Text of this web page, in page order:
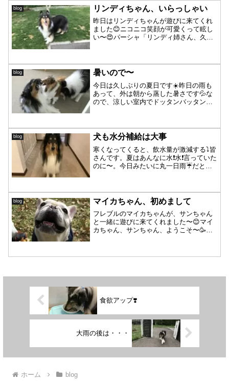
けるリクくん😊ジャックくん、ベッドか
らはみ出ていますよ〜...
blog リンディちゃん、いらっしゃい
昨日はリンディちゃんが遊びに来てくれ
ました😊ニコニコ笑顔が可愛くって眩し
い〜😍パーシャ「リンディ姉さん、久し
速、鼻ツン👃して遊ぼうの催促をするパ
ーシャ更にちょっかいを...
blog 暑いので〜
今日は久しぶりの夏日です☀️昨日の雨も
あって、外は朝から蒸した暑さです💦な
ので、涼しい室内でドッタンバッタン中
ゃんも使い方上手い👏💕たまには大人の
会話も〜凛さんの毛が濡...
blog 犬も水分補給は大事
寒くなってくると、飲水量が激減する⤵️皆
さんです。夏はあんなに水❗️水❗️言っていた
のに〜。今日みたいに丸一日雨☔️だと、
われますが、犬の体も60〜70％は水分。
栄養...
blog マイカちゃん、初めまして
フレブルのマイカちゃんが、サンちゃん
と一緒に遊びに来てくれました〜😊マイ
カちゃん、サンちゃん、ようこそ〜🥳追
にかけてるのかな☺️マイカちゃん、可愛
食欲アップ❣️
大雨の後は・・・
ホーム blog